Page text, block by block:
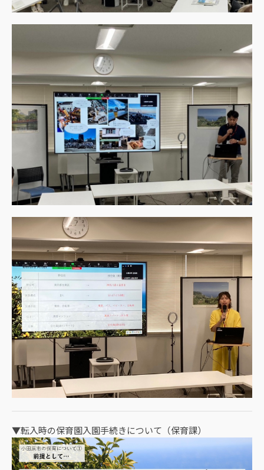
▼転入時の保育園入園手続きについて（保育課）